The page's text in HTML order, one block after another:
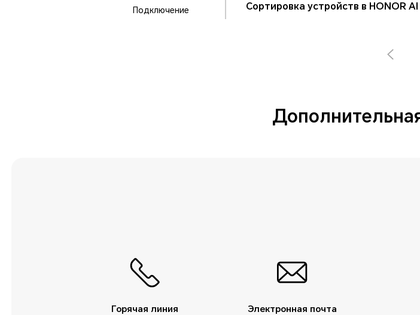
Подключение
телефоном
Хранилище
Сортировка устройств в HONOR
Горячая линия Электронная почта